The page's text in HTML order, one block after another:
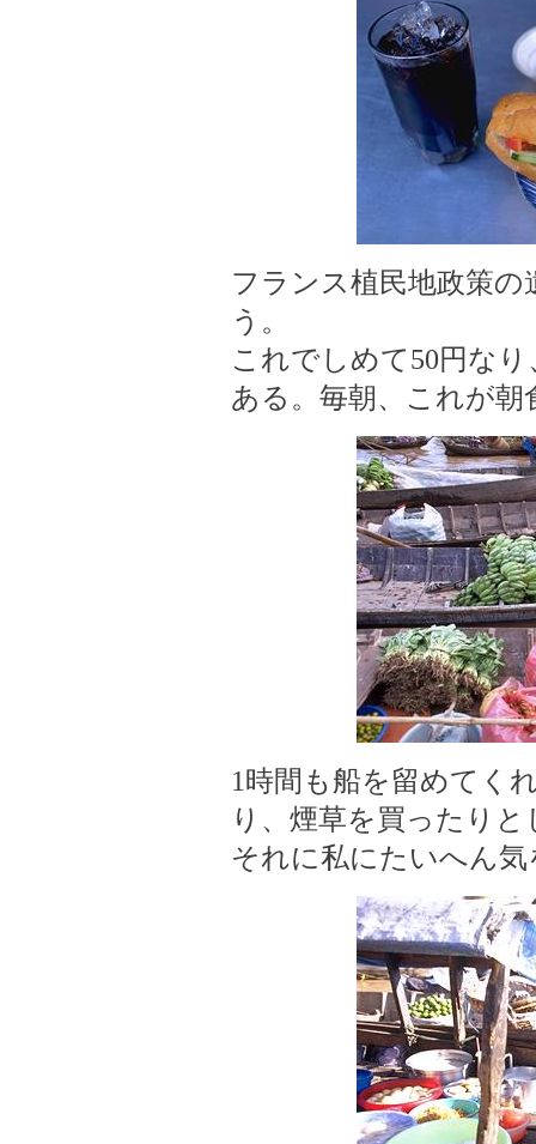
フランス植民地政策
う。
これでしめて50円な
ある。毎朝、これが朝
1時間も船を留めてく
り、煙草を買ったり
それに私にたいへん